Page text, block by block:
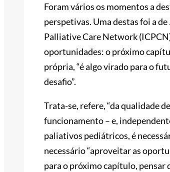
Foram vários os momentos a
perspetivas. Uma destas foi a
Palliative Care Network
oportunidades: o próximo
própria, “é algo virado para o
desafio”.
Trata-se, refere, “da qualidade
funcionamento – e,
paliativos pediátricos, é
necessário “aproveitar as
para o próximo capítulo, pensar